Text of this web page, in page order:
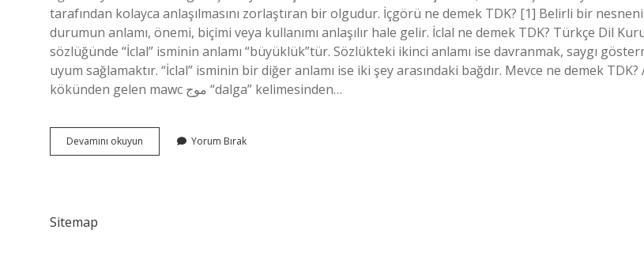
tarafından kolayca anlaşılmasını zorlaştıran bir olgudur. İçgörü ne demek TDK? [1] Belirli bir
durumun anlamı, önemi, biçimi veya kullanımı anlaşılır hale gelir. İclal ne demek TDK? Türkçe Dil
sözlüğünde “İclal” isminin anlamı “büyüklük”tür. Sözlükteki ikinci anlamı ise davranmak, saygı
uyum sağlamaktır. “İclal” isminin bir diğer anlamı ise iki şey arasındaki bağdır. Mevce ne demek TDK?
kökünden gelen mawc موج “dalga” kelimesinden…
Devamını okuyun
Ne
Yorum Bırak
Sitemap